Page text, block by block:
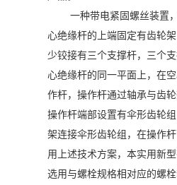
一种带电紧固螺丝装置
心绝缘杆的上端固定有齿轮
少铰接有三个支撑杆，三个
心绝缘杆的同一平面上，在
作杆，操作杆通过轴承与齿
操作杆端部设置有伞形齿轮
架连接伞形齿轮组，在操作
用上述技术方案，本实用新
选用与螺栓规格相对应的螺